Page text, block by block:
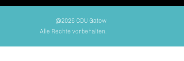
@2026 CDU Gatow
Alle Rechte vorbehalten.